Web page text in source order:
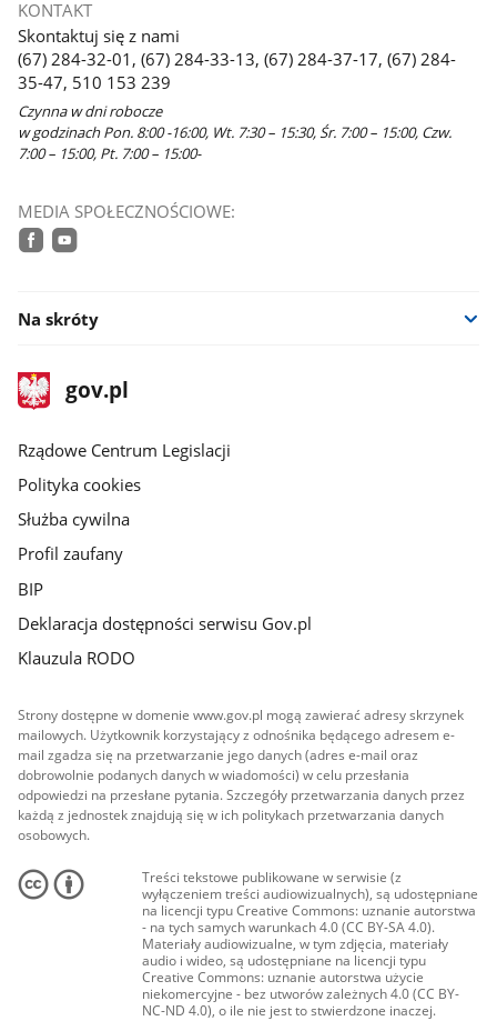
nowym
oknie
KONTAKT
Skontaktuj się z nami
(67) 284-32-01, (67) 284-33-13, (67) 284-37-17, (67) 284-
35-47, 510 153 239
Czynna w dni robocze
w godzinach Pon. 8:00 -16:00, Wt. 7:30 – 15:30, Śr. 7:00 – 15:00, Czw.
7:00 – 15:00, Pt. 7:00 – 15:00-
MEDIA SPOŁECZNOŚCIOWE:
Na skróty
stopka
gov.plStrona
gov.pl
Rządowe Centrum Legislacji
Polityka cookies
Służba cywilna
Profil zaufany
BIP
Deklaracja dostępności serwisu Gov.pl
Klauzula RODO
Strony dostępne w domenie www.gov.pl mogą zawierać adresy skrzynek
mailowych. Użytkownik korzystający z odnośnika będącego adresem e-
mail zgadza się na przetwarzanie jego danych (adres e-mail oraz
dobrowolnie podanych danych w wiadomości) w celu przesłania
odpowiedzi na przesłane pytania. Szczegóły przetwarzania danych przez
każdą z jednostek znajdują się w ich politykach przetwarzania danych
osobowych.
Treści tekstowe publikowane w serwisie (z
wyłączeniem treści audiowizualnych), są udostępniane
na licencji typu Creative Commons: uznanie autorstwa
- na tych samych warunkach 4.0 (CC BY-SA 4.0).
Materiały audiowizualne, w tym zdjęcia, materiały
audio i wideo, są udostępniane na licencji typu
Creative Commons: uznanie autorstwa użycie
niekomercyjne - bez utworów zależnych 4.0 (CC BY-
NC-ND 4.0), o ile nie jest to stwierdzone inaczej.